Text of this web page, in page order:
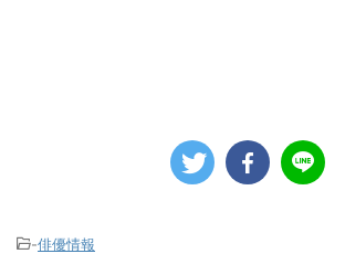
-俳優情報